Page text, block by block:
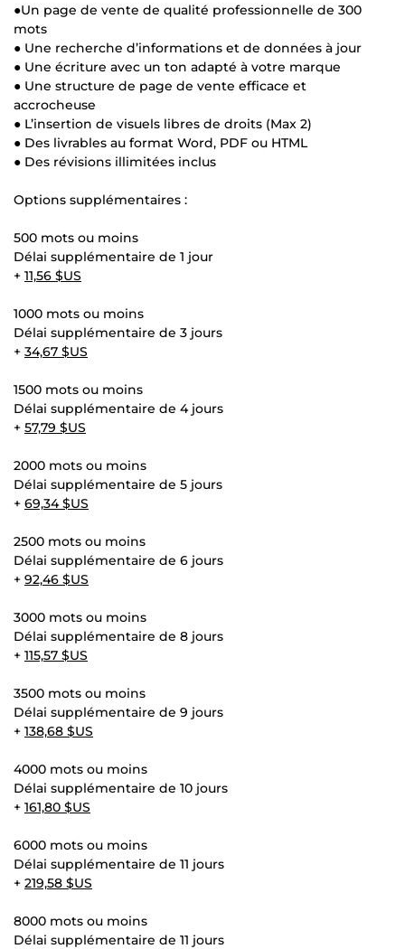
●Un page de vente de qualité professionnelle de 300
mots
● Une recherche d’informations et de données à jour
● Une écriture avec un ton adapté à votre marque
● Une structure de page de vente efficace et
accrocheuse
● L’insertion de visuels libres de droits (Max 2)
● Des livrables au format Word, PDF ou HTML
● Des révisions illimitées inclus
Options supplémentaires :
500 mots ou moins
Délai supplémentaire de 1 jour
+ 11,56 $US
1000 mots ou moins
Délai supplémentaire de 3 jours
+ 34,67 $US
1500 mots ou moins
Délai supplémentaire de 4 jours
+ 57,79 $US
2000 mots ou moins
Délai supplémentaire de 5 jours
+ 69,34 $US
2500 mots ou moins
Délai supplémentaire de 6 jours
+ 92,46 $US
3000 mots ou moins
Délai supplémentaire de 8 jours
+ 115,57 $US
3500 mots ou moins
Délai supplémentaire de 9 jours
+ 138,68 $US
4000 mots ou moins
Délai supplémentaire de 10 jours
+ 161,80 $US
6000 mots ou moins
Délai supplémentaire de 11 jours
+ 219,58 $US
8000 mots ou moins
Délai supplémentaire de 11 jours